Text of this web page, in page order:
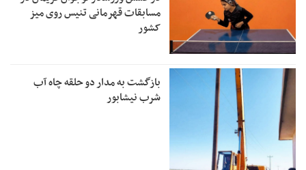
مسابقات قهرمانی تنیس روی میز
کشور
بازگشت به مدار دو حلقه چاه آب
شرب نیشابور